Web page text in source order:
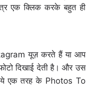
एक क्लिक करके बहुत ही
यूज़ करते हैं या आप
दिखाई देती है। और उस
ये एक तरह के Photos To